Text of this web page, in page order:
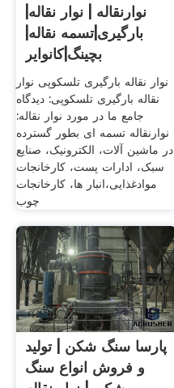
نوارنقاله | نوار نقاله|
بارگیری|تسمه نقاله|
بچینگ|کانوایر
نوار نقاله بارگیری تلسکوپی نوار
نقاله بارگیری تلسکوپی: دیدگاه
جامع ما در مورد نوار نقاله:
نوارنقاله تسمه ای بطور گسترده
در ماشین آلات، الکترونیک، صنایع
سبک، ادارات پست، کارخانجات
موادغذایی،انبار ها، کارخانجات
چوب
پارسا سنگ شکن | تولید
و فروش انواع سنگ